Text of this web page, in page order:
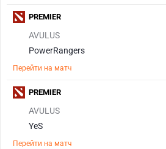
AVULUS
PowerRangers
Перейти на матч
PREMIER
AVULUS
YeS
Перейти на матч
PREMIER